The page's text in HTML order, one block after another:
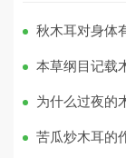
秋木耳对身体
本草纲目记载
为什么过夜的
苦瓜炒木耳的